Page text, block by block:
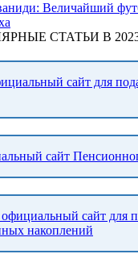
Величайший
СТАТЬИ В
сайт для
сайт
сайт для
накоплений